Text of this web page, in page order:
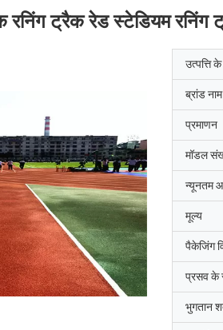
रनिंग ट्रैक रेड स्टेडियम रनिंग
उत्पत्ति
ब्रांड नाम
प्रमाणन
मॉडल
न्यूनतम
मूल्य
पैकेजिंग
प्रसव के
भुगतान